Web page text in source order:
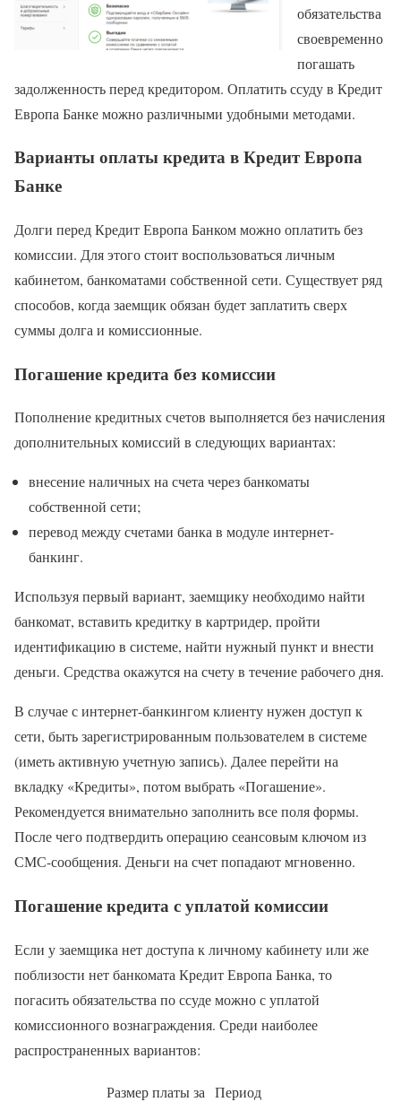
обязательства
своевременно
погашать
задолженность перед кредитором. Оплатить ссуду в Кредит
Европа Банке можно различными удобными методами.
Варианты оплаты кредита в Кредит Европа
Банке
Долги перед Кредит Европа Банком можно оплатить без
комиссии. Для этого стоит воспользоваться личным
кабинетом, банкоматами собственной сети. Существует ряд
способов, когда заемщик обязан будет заплатить сверх
суммы долга и комиссионные.
Погашение кредита без комиссии
Пополнение кредитных счетов выполняется без начисления
дополнительных комиссий в следующих вариантах:
внесение наличных на счета через банкоматы
собственной сети;
перевод между счетами банка в модуле интернет-
банкинг.
Используя первый вариант, заемщику необходимо найти
банкомат, вставить кредитку в картридер, пройти
идентификацию в системе, найти нужный пункт и внести
деньги. Средства окажутся на счету в течение рабочего дня.
В случае с интернет-банкингом клиенту нужен доступ к
сети, быть зарегистрированным пользователем в системе
(иметь активную учетную запись). Далее перейти на
вкладку «Кредиты», потом выбрать «Погашение».
Рекомендуется внимательно заполнить все поля формы.
После чего подтвердить операцию сеансовым ключом из
СМС-сообщения. Деньги на счет попадают мгновенно.
Погашение кредита с уплатой комиссии
Если у заемщика нет доступа к личному кабинету или же
поблизости нет банкомата Кредит Европа Банка, то
погасить обязательства по ссуде можно с уплатой
комиссионного вознаграждения. Среди наиболее
распространенных вариантов:
Размер платы за Период